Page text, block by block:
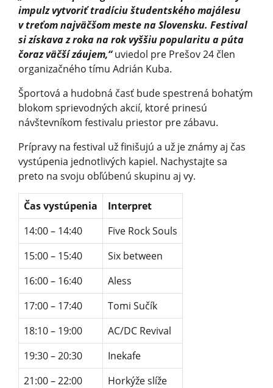
impulz vytvoriť tradíciu študentského majálesu
v treťom najväčšom meste na Slovensku. Festival
si získava z roka na rok vyššiu popularitu a púta
čoraz väčší záujem,“uviedol pre Prešov 24 člen
organizačného tímu Adrián Kuba.
Športová a hudobná časť bude spestrená bohatým
blokom sprievodných akcií, ktoré prinesú
návštevníkom festivalu priestor pre zábavu.
Prípravy na festival už finišujú a už je známy aj čas
vystúpenia jednotlivých kapiel. Nachystajte sa
preto na svoju obľúbenú skupinu aj vy.
Čas vystúpenia
Interpret
14:00 – 14:40
Five Rock Souls
15:00 – 15:40
Six between
16:00 – 16:40
Aless
17:00 – 17:40
Tomi Sučík
18:10 – 19:00
AC/DC Revival
19:30 – 20:30
Inekafe
21:00 – 22:00
Horkýže slíže